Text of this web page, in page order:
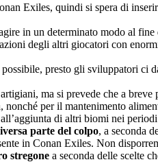
Exiles, quindi si spera di
in un determinato modo al
degli altri giocatori con
presto gli sviluppatori ci
ma si prevede che a
nonché per il mantenimento
di altri biomi nei
parte del colpo, a seconda
in Conan Exiles. Non
stregone a seconda delle scelte